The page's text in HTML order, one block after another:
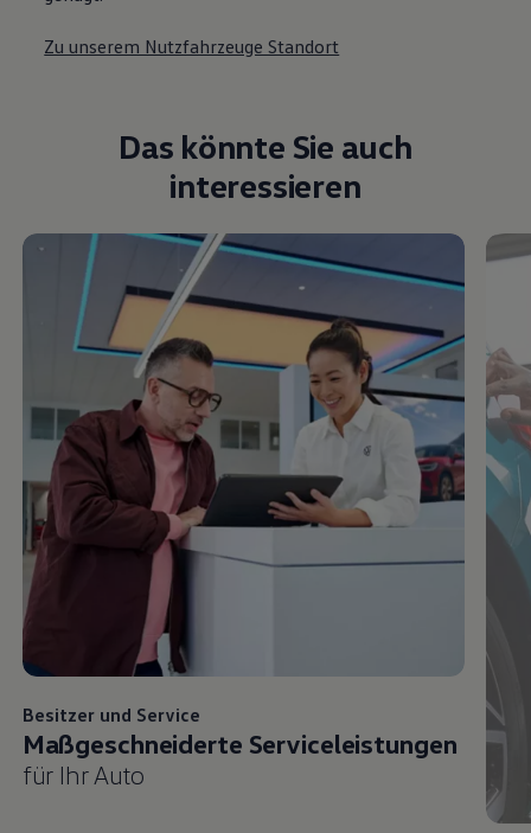
Zu unserem Nutzfahrzeuge Standort
Das könnte Sie auch
interessieren
Besitzer und Service
Maßgeschneiderte Serviceleistungen
für Ihr Auto